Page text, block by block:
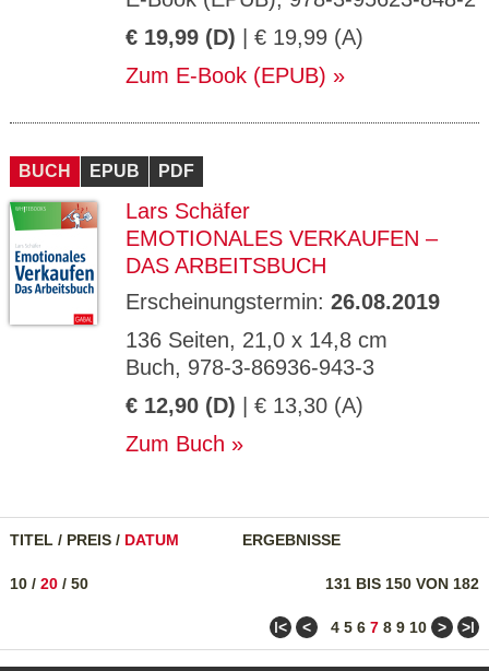
€ 19,99 (D) | € 19,99 (A)
Zum E-Book (EPUB)
BUCH EPUB PDF
Lars Schäfer
EMOTIONALES VERKAUFEN –
DAS ARBEITSBUCH
Erscheinungstermin: 26.08.2019
136 Seiten, 21,0 x 14,8 cm
Buch, 978-3-86936-943-3
€ 12,90 (D) | € 13,30 (A)
Zum Buch
TITEL / PREIS / DATUM ERGEBNISSE
131 BIS 150 VON 182
10 / 20 / 50
ǀ< < 4 5 6 7 8 9 10 > >ǀ